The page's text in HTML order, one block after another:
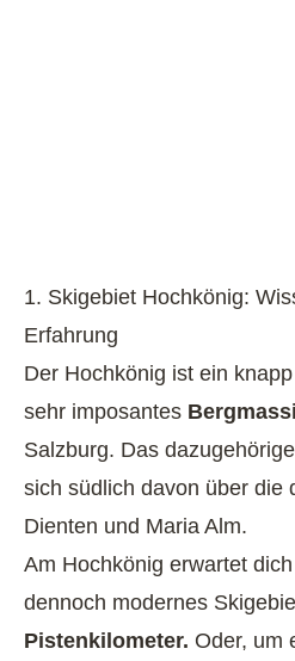
1. Skigebiet Hochkönig:
Erfahrung
Der Hochkönig ist ein
sehr imposantes
Salzburg. Das
sich südlich davon über die
Dienten und Maria Alm.
Am Hochkönig erwartet
dennoch modernes
Pistenkilometer. Oder, um